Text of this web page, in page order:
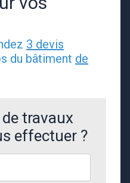
3 devis
du bâtiment de
travaux
effectuer ?